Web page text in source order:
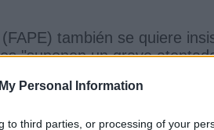
Personal Information
to third parties, or processing of your
también se quiere
"suponen un grave
libre, pilar básico en una